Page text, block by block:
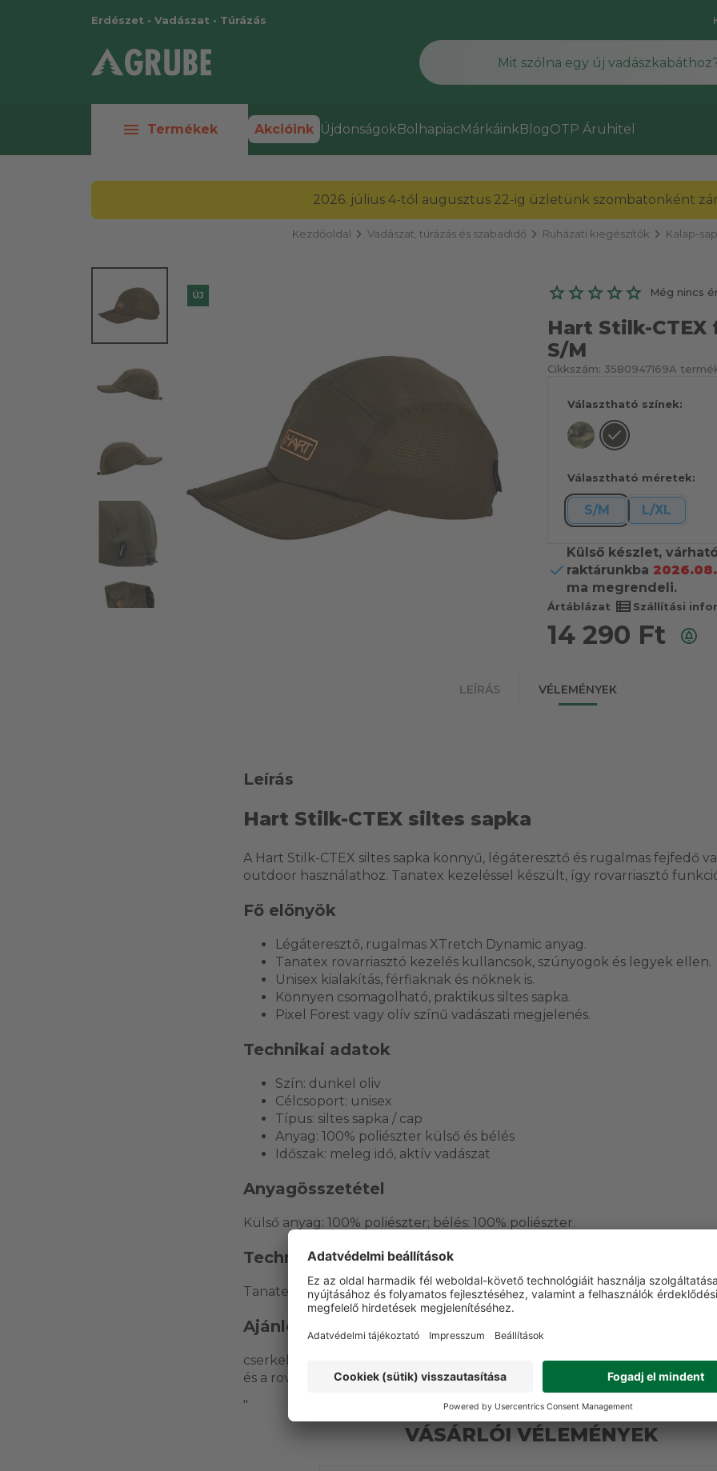
Erdészet • Vadászat • Túrázás
menu Termékek Akcióink ÚjdonságokBolhapiacMárkáinkBlogOTP Áruhitel
2026. július 4-től augusztus 22-ig üzletünk szombatonként
Kezdőoldal chevron_right Vadászat, túrázás és szabadidő chevron_right Ruházati kiegészítők chevron_right Kalap-
ÚJ Még nincs
Hart Stilk-
S/M
Cikkszám: 3580947169A
Választható színek:
Választható méretek:
S/M L/XL
Külső készlet,
raktárunkba
ma megrendeli.
Ártáblázat view_list Szállítási
14 290 Ft
LEÍRÁS VÉLEMÉNYEK
Leírás
Hart Stilk-CTEX siltes sapka
A Hart Stilk-CTEX siltes sapka könnyű, légáteresztő és rugalmas fejfedő
outdoor használathoz. Tanatex kezeléssel készült, így rovarriasztó
Fő előnyök
Légáteresztő, rugalmas XTretch Dynamic anyag.
Tanatex rovarriasztó kezelés kullancsok, szúnyogok és legyek ellen.
Unisex kialakítás, férfiaknak és nőknek is.
Könnyen csomagolható, praktikus siltes sapka.
Pixel Forest vagy olív színű vadászati megjelenés.
Technikai adatok
Szín: dunkel oliv
Célcsoport: unisex
Típus: siltes sapka / cap
Anyag: 100% poliészter külső és bélés
Időszak: meleg idő, aktív vadászat
Anyagösszetétel
Külső anyag: 100% poliészter; bélés: 100% poliészter.
Technológiák
Tanatex rovarriasztó kezelés; XTretch Dynamic; HARTWARE.
Ajánlott felhasználás
cserkelés, nyári vadászat, túrázás és minden olyan outdoor helyzet, ahol
és a rovarriasztó kezelés.
"
VÁSÁRLÓI VÉLEMÉNYEK